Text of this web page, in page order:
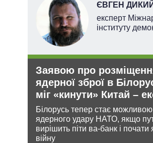
ЄВГЕН ДИКИЙ
експерт
інституту
Заявою про
ядерної зброї в
міг «кинути» Китай –
Білорусь тепер стає
ядерного удару НАТО, якщо
вирішить піти ва-банк і почати
війну